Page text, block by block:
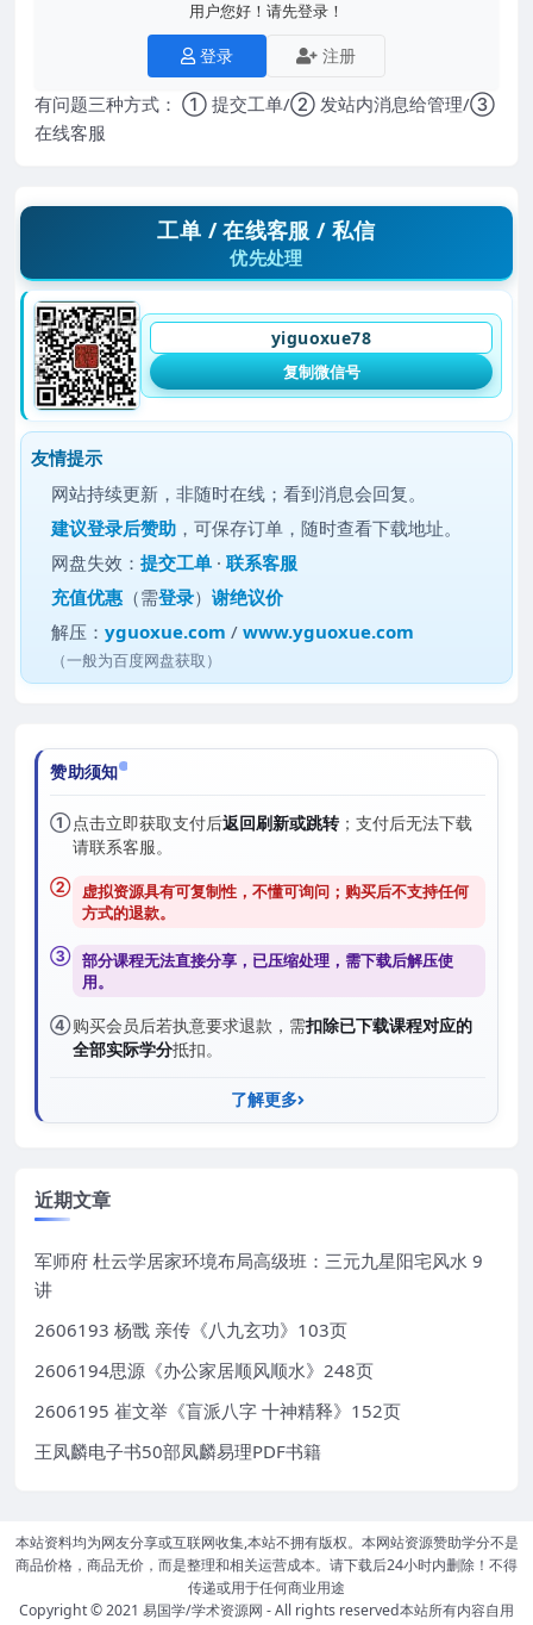
用户您好！请先登录！
登录 注册
有问题三种方式： ① 提交工单/② 发站内消息给管理/③
在线客服
工单 / 在线客服 / 私信
优先处理
yiguoxue78
复制微信号
友情提示
网站持续更新，非随时在线；看到消息会回复。
建议登录后赞助 ，可保存订单，随时查看下载地址。
网盘失效：提交工单 ·联系客服
充值优惠 （需登录）谢绝议价
解压：yguoxue.com /www.yguoxue.com
（一般为百度网盘获取）
赞助须知
①点击立即获取支付后返回刷新或跳转；支付后无法下载
请联系客服。
② 虚拟资源具有可复制性，不懂可询问；购买后不支持任何
方式的退款。
③ 部分课程无法直接分享，已压缩处理，需下载后解压使
用。
④购买会员后若执意要求退款，需扣除已下载课程对应的
全部实际学分抵扣。
了解更多
近期文章
军师府 杜云学居家环境布局高级班：三元九星阳宅风水 9
讲
2606193 杨戬 亲传《八九玄功》103页
2606194思源《办公家居顺风顺水》248页
2606195 崔文举《盲派八字 十神精释》152页
王凤麟电子书50部凤麟易理PDF书籍
本站资料均为网友分享或互联网收集,本站不拥有版权。本网站资源赞助学分不是
商品价格，商品无价，而是整理和相关运营成本。请下载后24小时内删除！不得
传递或用于任何商业用途
Copyright © 2021 易国学/学术资源网 - All rights reserved本站所有内容自用